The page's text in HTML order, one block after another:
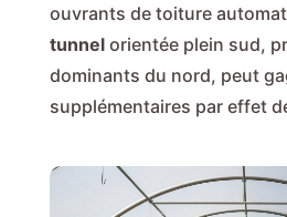
ouvrants de toiture
tunnelorientée plein sud,
dominants du nord, peut
supplémentaires par effet